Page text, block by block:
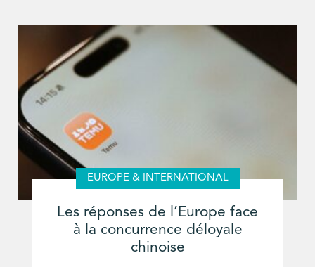
EUROPE & INTERNATIONAL
Les réponses de l’Europe face
à la concurrence déloyale
chinoise